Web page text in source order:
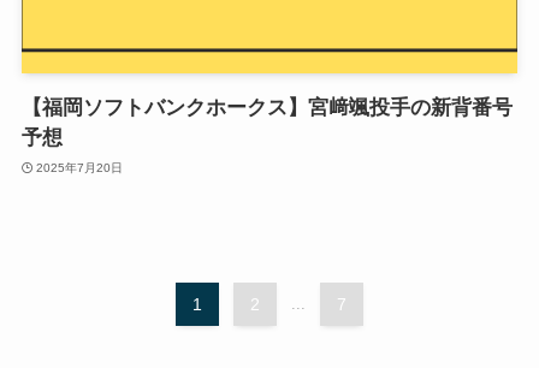
【福岡ソフトバンクホークス】宮﨑颯投手の新背番号
予想
2025年7月20日
1 2 ... 7